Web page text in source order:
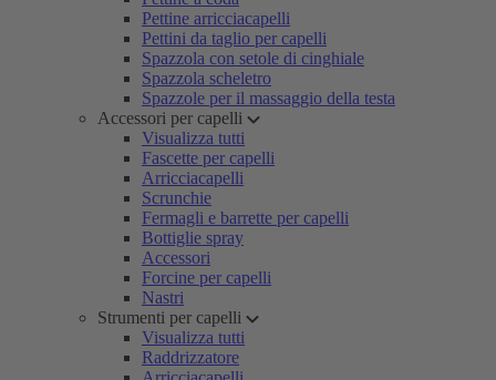
Pettine arricciacapelli
Pettini da taglio per capelli
Spazzola con setole di cinghiale
Spazzola scheletro
Spazzole per il massaggio della testa
Accessori per capelli
Visualizza tutti
Fascette per capelli
Arricciacapelli
Scrunchie
Fermagli e barrette per capelli
Bottiglie spray
Accessori
Forcine per capelli
Nastri
Strumenti per capelli
Visualizza tutti
Raddrizzatore